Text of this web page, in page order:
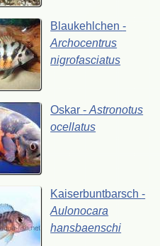
Blaukehlchen-
Archocentrus
nigrofasciatus
Oskar-Astronotus
ocellatus
Kaiserbuntbarsch-
Aulonocara
hansbaenschi